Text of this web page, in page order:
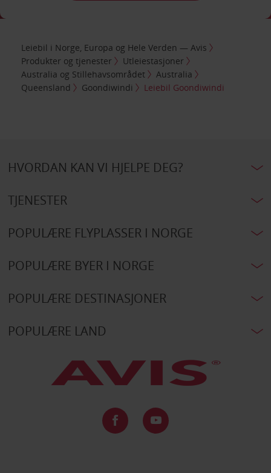
Leiebil i Norge, Europa og Hele Verden — Avis
Produkter og tjenester
Utleiestasjoner
Australia og Stillehavsområdet
Australia
Queensland
Goondiwindi Leiebil Goondiwindi
HVORDAN KAN VI HJELPE DEG?
TJENESTER
POPULÆRE FLYPLASSER I NORGE
POPULÆRE BYER I NORGE
POPULÆRE DESTINASJONER
POPULÆRE LAND